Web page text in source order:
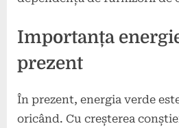
Importanța
prezent
În prezent, energia verde
oricând. Cu creșterea